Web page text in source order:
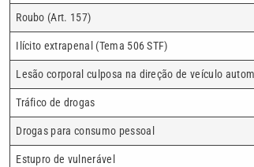
Roubo (Art. 157)
Ilícito extrapenal (Tema 506 STF)
Lesão corporal culposa na direção de veículo
Tráfico de drogas
Drogas para consumo pessoal
Estupro de vulnerável